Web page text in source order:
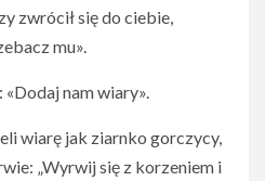
zwrócił się do ciebie,
mu».
nam wiary».
wiarę jak ziarnko gorczycy,
„Wyrwij się z korzeniem i